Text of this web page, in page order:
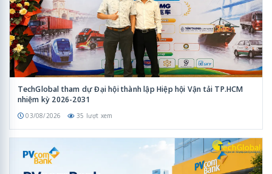
TechGlobal tham dự Đại hội thành lập Hiệp hội Vận tải TP.HCM
nhiệm kỳ 2026-2031
03/08/2026 35 lượt xem